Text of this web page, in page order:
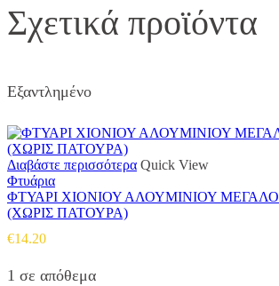
Σχετικά προϊόντα
Εξαντλημένο
Διαβάστε περισσότερα Quick View
Φτυάρια
ΦΤΥΑΡΙ ΧΙΟΝΙΟΥ ΑΛΟΥΜΙΝΙΟΥ ΜΕΓΑΛΟ
(ΧΩΡΙΣ ΠΑΤΟΥΡΑ)
€14.20
1 σε απόθεμα